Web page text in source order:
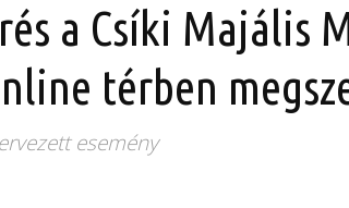
a Csíki Majális
térben
esemény